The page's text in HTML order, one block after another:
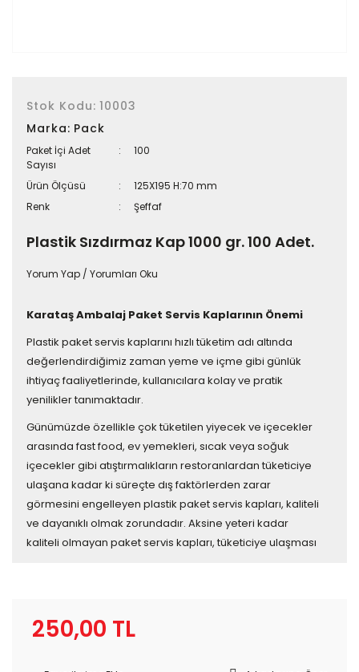
Stok Kodu: 10003
Marka: Pack
Paket İçi Adet
Sayısı
100
Ürün Ölçüsü
125X195 H:70 mm
Renk
Şeffaf
Plastik Sızdırmaz Kap 1000 gr. 100 Adet.
Yorum Yap / Yorumları Oku
Karataş Ambalaj Paket Servis Kaplarının Önemi
Plastik paket servis kaplarını hızlı tüketim adı altında
değerlendirdiğimiz zaman yeme ve içme gibi günlük
ihtiyaç faaliyetlerinde, kullanıcılara kolay ve pratik
yenilikler tanımaktadır.
Günümüzde özellikle çok tüketilen yiyecek ve içecekler
arasında fast food, ev yemekleri, sıcak veya soğuk
içecekler gibi atıştırmalıkların restoranlardan tüketiciye
ulaşana kadar ki süreçte dış faktörlerden zarar
görmesini engelleyen plastik paket servis kapları, kaliteli
ve dayanıklı olmak zorundadır. Aksine yeteri kadar
kaliteli olmayan paket servis kapları, tüketiciye ulaşması
oldukça titiz davranmalıdır.
250,00 TL